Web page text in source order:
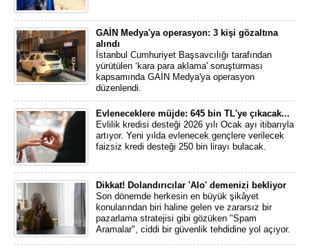
GAİN Medya'ya operasyon: 3 kişi gözaltına
alındı
İstanbul Cumhuriyet Başsavcılığı tarafından
yürütülen ‘kara para aklama' soruşturması
kapsamında GAİN Medya'ya operasyon
düzenlendi.
Evleneceklere müjde: 645 bin TL'ye çıkacak...
Evlilik kredisi desteği 2026 yılı Ocak ayı itibarıyla
artıyor. Yeni yılda evlenecek gençlere verilecek
faizsiz kredi desteği 250 bin lirayı bulacak.
Dikkat! Dolandırıcılar 'Alo' demenizi bekliyor
Son dönemde herkesin en büyük şikâyet
konularından biri haline gelen ve zararsız bir
pazarlama stratejisi gibi gözüken "Spam
Aramalar", ciddi bir güvenlik tehdidine yol açıyor.